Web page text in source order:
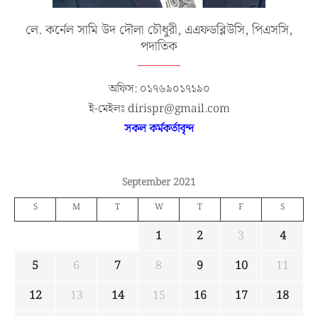
লে. কর্নেল সামি উদ দৌলা চৌধুরী, এএফডব্লিউসি, পিএসসি,
পদাতিক
অফিস: ০১৭৬৯০১৭১৯০
ই-মেইলঃ dirispr@gmail.com
সকল কর্মকর্তাবৃন্দ
September 2021
S M T W T F S
1 2 3
4
5
6 7 8 9 10
11
12
13 14 15 16 17
18